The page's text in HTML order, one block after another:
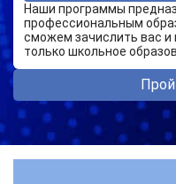
Наши программы
профессиональным
сможем зачислить вас и
только школьное